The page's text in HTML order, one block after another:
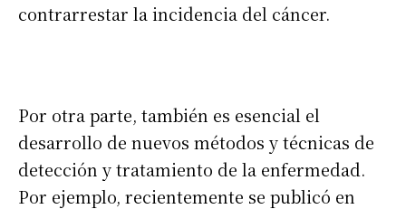
contrarrestar la incidencia del cáncer.
Por otra parte, también es esencial el
desarrollo de nuevos métodos y técnicas de
detección y tratamiento de la enfermedad.
Por ejemplo, recientemente se publicó en